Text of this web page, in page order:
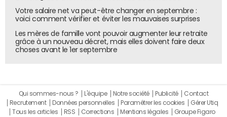
Votre salaire net va peut-être changer en septembre :
voici comment vérifier et éviter les mauvaises surprises
Les mères de famille vont pouvoir augmenter leur retraite
grâce à un nouveau décret, mais elles doivent faire deux
choses avant le 1er septembre
Qui sommes-nous ? L'équipe Notre société Publicité
Contact
Recrutement
Données personnelles Paramétrer les cookies
Gérer Utiq
Tous les articles
RSS Corrections Mentions légales Groupe Figaro